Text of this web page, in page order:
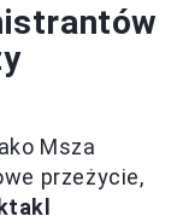
Msza
przeżycie,